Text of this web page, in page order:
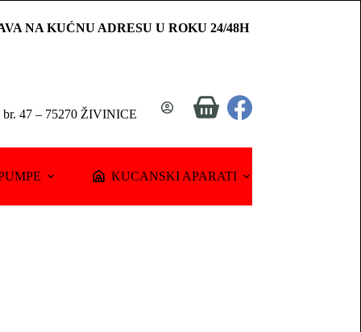
NA KUĆNU ADRESU U ROKU 24/48H
br. 47 – 75270 ŽIVINICE
Shopping
KUCANSKI APARATI